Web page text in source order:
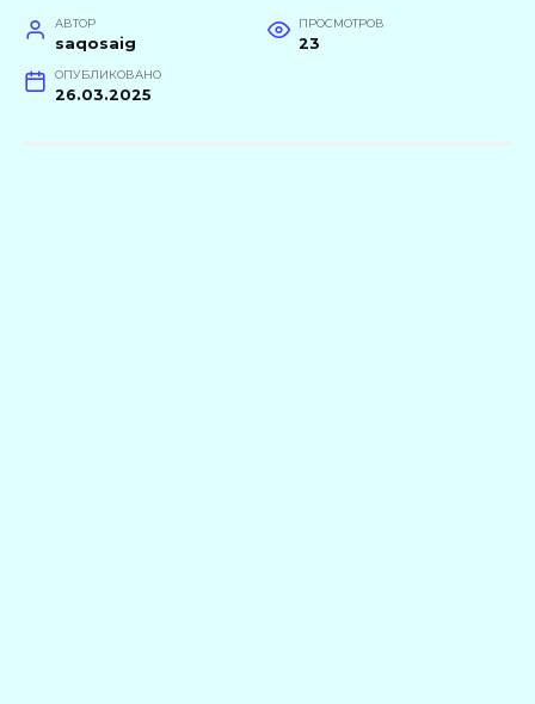
АВТОР
saqosaig
ПРОСМОТРОВ
23
ОПУБЛИКОВАНО
26.03.2025